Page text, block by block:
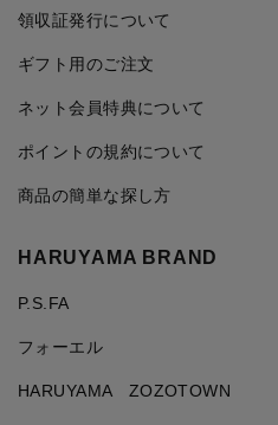
領収証発行について
ギフト用のご注文
ネット会員特典について
ポイントの規約について
商品の簡単な探し方
HARUYAMA BRAND
P.S.FA
フォーエル
HARUYAMA ZOZOTOWN